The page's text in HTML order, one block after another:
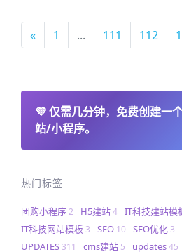
« 1 ... 111 112
💜仅需几分钟，免费创建一
站/小程序。
热门标签
团购小程序2 H5建站4 IT科技建站模
IT科技网站模板 3 SEO 10 SEO优化 3
UPDATES 311 cms建站 5 updates45